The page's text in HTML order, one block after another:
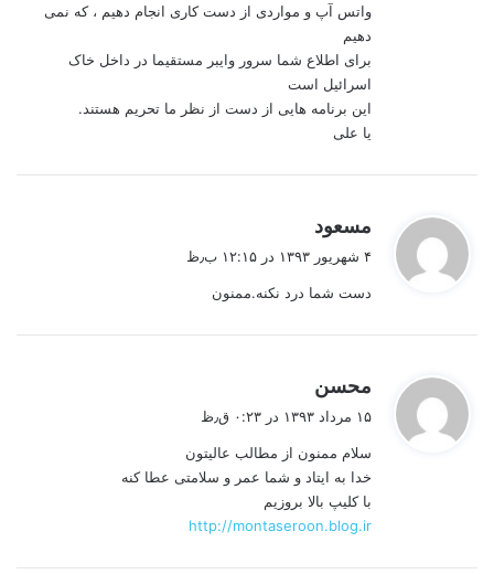
واتس آپ و مواردی از دست کاری انجام دهیم ، که نمی
دهیم
برای اطلاع شما سرور وایبر مستقیما در داخل خاک
اسرائیل است
این برنامه هایی از دست از نظر ما تحریم هستند.
یا علی
مسعود
:
۴ شهریور ۱۳۹۳ در ۱۲:۱۵ ب٫ظ
دست شما درد نکنه.ممنون
محسن
:
۱۵ مرداد ۱۳۹۳ در ۰:۲۳ ق٫ظ
سلام ممنون از مطالب عالیتون
خدا به ایتاد و شما عمر و سلامتی عطا کنه
با کلیپ بالا بروزیم
http://montaseroon.blog.ir